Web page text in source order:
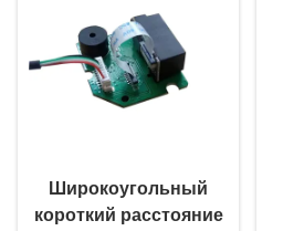
Широкоугольный
короткий расстояние